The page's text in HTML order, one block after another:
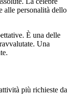
alle personalità dello
È una delle
Una
più richieste da